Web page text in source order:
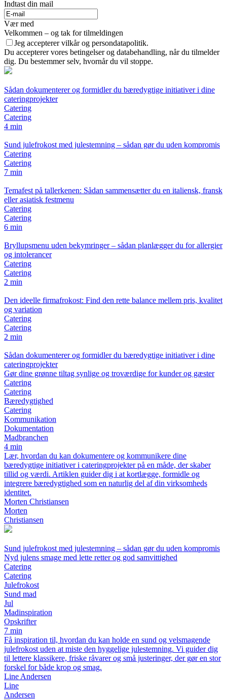
Indtast din mail
Vær med
Velkommen – og tak for tilmeldingen
Jeg accepterer vilkår og persondatapolitik.
Du accepterer vores betingelser og databehandling, når du tilmelder
dig. Du bestemmer selv, hvornår du vil stoppe.
Sådan dokumenterer og formidler du bæredygtige initiativer i dine
cateringprojekter
Catering
Catering
4 min
Sund julefrokost med julestemning – sådan gør du uden kompromis
Catering
Catering
7 min
Temafest på tallerkenen: Sådan sammensætter du en italiensk, fransk
eller asiatisk festmenu
Catering
Catering
6 min
Bryllupsmenu uden bekymringer – sådan planlægger du for allergier
og intolerancer
Catering
Catering
2 min
Den ideelle firmafrokost: Find den rette balance mellem pris, kvalitet
og variation
Catering
Catering
2 min
Sådan dokumenterer og formidler du bæredygtige initiativer i dine
cateringprojekter
Gør dine grønne tiltag synlige og troværdige for kunder og gæster
Catering
Catering
Bæredygtighed
Catering
Kommunikation
Dokumentation
Madbranchen
4 min
Lær, hvordan du kan dokumentere og kommunikere dine
bæredygtige initiativer i cateringprojekter på en måde, der skaber
tillid og værdi. Artiklen guider dig i at kortlægge, formidle og
integrere bæredygtighed som en naturlig del af din virksomheds
identitet.
Morten Christiansen
Morten
Christiansen
Sund julefrokost med julestemning – sådan gør du uden kompromis
Nyd julens smage med lette retter og god samvittighed
Catering
Catering
Julefrokost
Sund mad
Jul
Madinspiration
Opskrifter
7 min
Få inspiration til, hvordan du kan holde en sund og velsmagende
julefrokost uden at miste den hyggelige julestemning. Vi guider dig
til lettere klassikere, friske råvarer og små justeringer, der gør en stor
forskel for både krop og smag.
Line Andersen
Line
Andersen